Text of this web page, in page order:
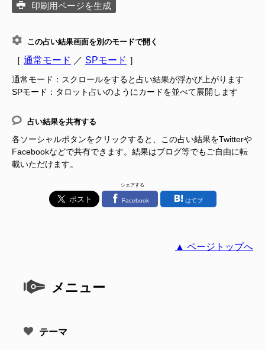
印刷用ページを生成
この占い結果画面を別のモードで開く
［ 通常モード ／ SPモード ］
通常モード：スクロールをすると占い結果が浮かび上がります
SPモード：タロット占いのようにカードを並べて展開します
占い結果を共有する
各ソーシャルボタンをクリックすると、この占い結果をTwitterや
Facebookなどで共有できます。結果はブログ等でもご自由に転
載いただけます。
シェアする
Facebook はてブ
▲ ページトップへ
メニュー
テーマ